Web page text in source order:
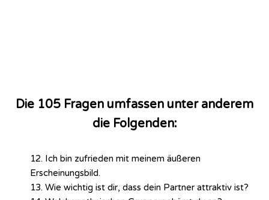
Die 105 Fragen umfassen unter anderem
die Folgenden:
12. Ich bin zufrieden mit meinem äußeren
Erscheinungsbild.
13. Wie wichtig ist dir, dass dein Partner attraktiv ist?